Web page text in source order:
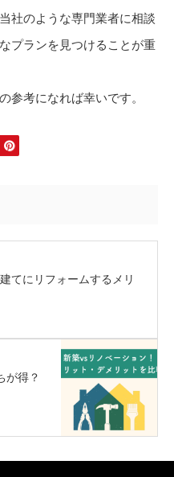
社のような専門業者に相談
プランを見つけることが重
参考になれば幸いです。
てにリフォームするメリ
が得？